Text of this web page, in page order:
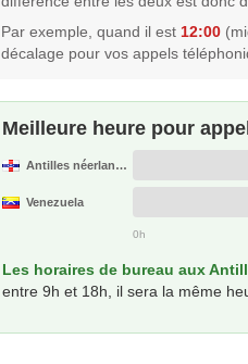
Par exemple, quand il est 12:00
décalage pour vos appels
Meilleure heure pour
Antilles néerlandaises
Venezuela
0h
Les horaires de bureau aux
entre 9h et 18h, il sera la même